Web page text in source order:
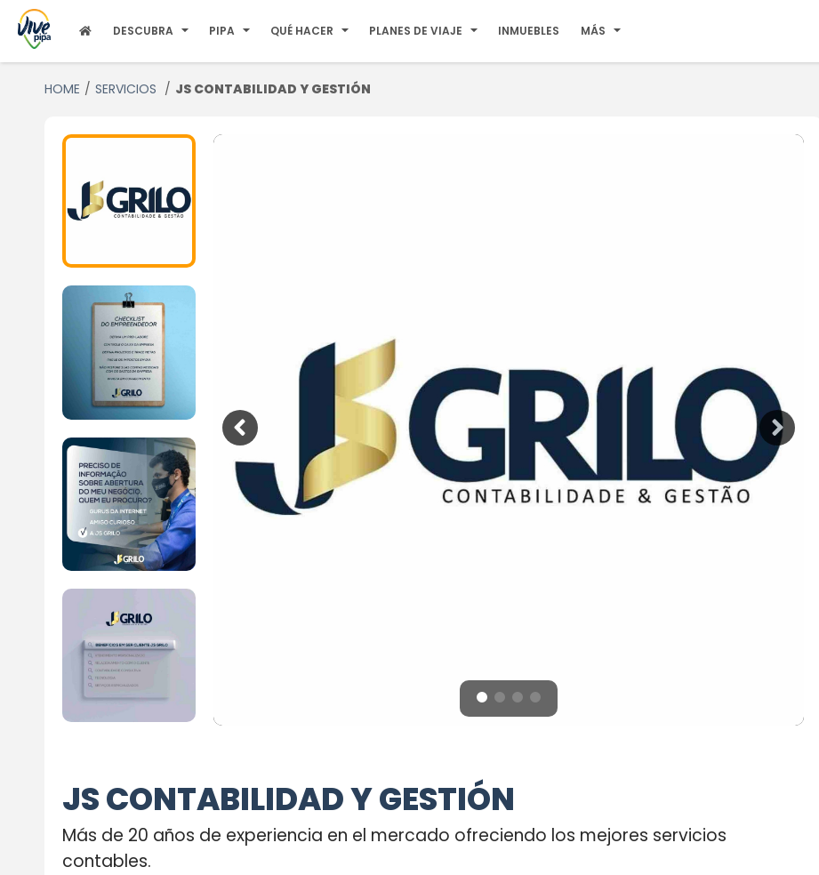
DESCUBRA PIPA QUÉ HACER PLANES DE VIAJE INMUEBLES MÁS
HOME SERVICIOS JS CONTABILIDAD Y GESTIÓN
JS CONTABILIDAD Y GESTIÓN
Más de 20 años de experiencia en el mercado ofreciendo los mejores servicios
contables.